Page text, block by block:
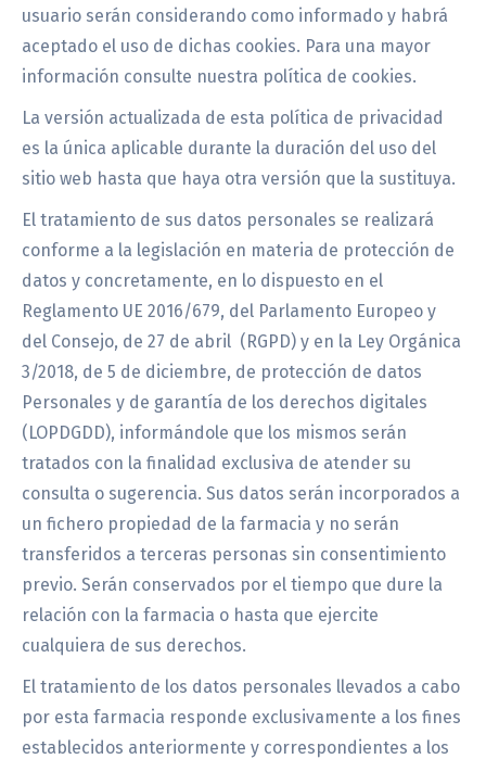
usuario serán considerando como informado y habrá
aceptado el uso de dichas cookies. Para una mayor
información consulte nuestra política de cookies.
La versión actualizada de esta política de privacidad
es la única aplicable durante la duración del uso del
sitio web hasta que haya otra versión que la sustituya.
El tratamiento de sus datos personales se realizará
conforme a la legislación en materia de protección de
datos y concretamente, en lo dispuesto en el
Reglamento UE 2016/679, del Parlamento Europeo y
del Consejo, de 27 de abril (RGPD) y en la Ley Orgánica
3/2018, de 5 de diciembre, de protección de datos
Personales y de garantía de los derechos digitales
(LOPDGDD), informándole que los mismos serán
tratados con la finalidad exclusiva de atender su
consulta o sugerencia. Sus datos serán incorporados a
un fichero propiedad de la farmacia y no serán
transferidos a terceras personas sin consentimiento
previo. Serán conservados por el tiempo que dure la
relación con la farmacia o hasta que ejercite
cualquiera de sus derechos.
El tratamiento de los datos personales llevados a cabo
por esta farmacia responde exclusivamente a los fines
establecidos anteriormente y correspondientes a los